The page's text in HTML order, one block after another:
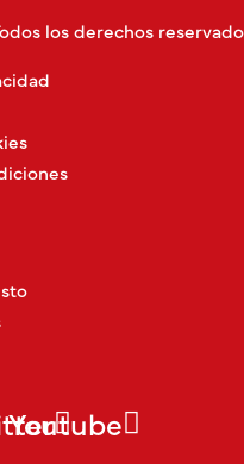
los derechos
Youtube